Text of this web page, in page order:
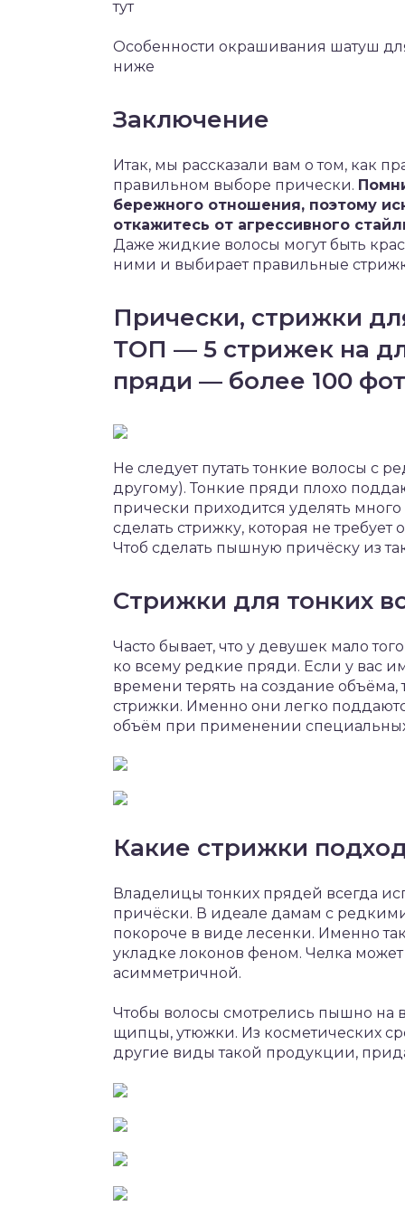
тут
Особенности окрашивания шатуш
ниже
Заключение
Итак, мы рассказали вам о том, как
правильном выборе прически.
бережного отношения, поэтому
откажитесь от агрессивного
Даже жидкие волосы могут быть
ними и выбирает правильные
Прически, стрижки
ТОП — 5 стрижек на
пряди — более 100
Не следует путать тонкие волосы с
другому). Тонкие пряди плохо
прически приходится уделять
сделать стрижку, которая не
Чтоб сделать пышную причёску из
Стрижки для тонких
Часто бывает, что у девушек мало
ко всему редкие пряди. Если у вас
времени терять на создание
стрижки. Именно они легко
объём при применении
Какие стрижки
Владелицы тонких прядей всегда
причёски. В идеале дамам с
покороче в виде лесенки. Именно
укладке локонов феном. Челка
асимметричной.
Чтобы волосы смотрелись пышно
щипцы, утюжки. Из косметических
другие виды такой продукции,